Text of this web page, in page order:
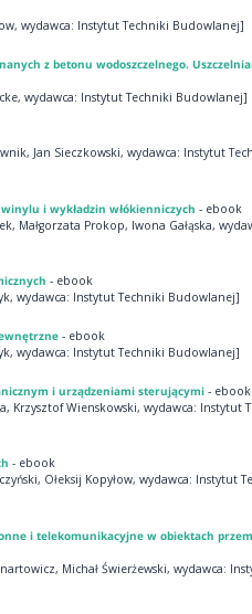
wydawca: Instytut Techniki Budowlanej]
z betonu wodoszczelnego.
wydawca: Instytut Techniki Budowlanej]
Jan Sieczkowski, wydawca: Instytut
i wykładzin włókienniczych - ebook
Małgorzata Prokop, Iwona Gałąska,
- ebook
wydawca: Instytut Techniki Budowlanej]
- ebook
wydawca: Instytut Techniki Budowlanej]
i urządzeniami sterującymi - ebook
Krzysztof Wienskowski, wydawca: Instytut
- ebook
Ołeksij Kopyłow, wydawca: Instytut
i telekomunikacyjne w obiektach
Michał Świerżewski, wydawca: